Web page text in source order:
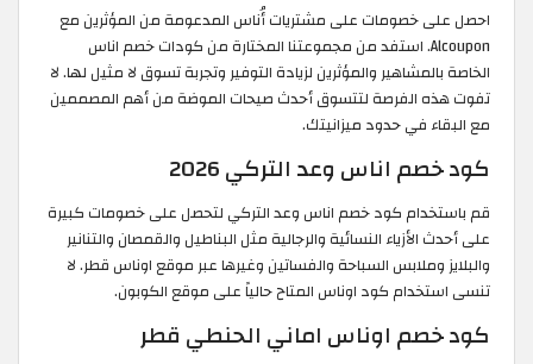
احصل على خصومات على مشتريات أُناس المدعومة من المؤثرين مع
Alcoupon. استفد من مجموعتنا المختارة من كودات خصم اناس
الخاصة بالمشاهير والمؤثرين لزيادة التوفير وتجربة تسوق لا مثيل لها. لا
تفوت هذه الفرصة لتتسوق أحدث صيحات الموضة من أهم المصممين
مع البقاء في حدود ميزانيتك.
كود خصم اناس وعد التركي 2026
قم باستخدام كود خصم اناس وعد التركي لتحصل على خصومات كبيرة
على أحدث الأزياء النسائية والرجالية مثل البناطيل والقمصان والتنانير
والبلايز وملابس السباحة والفساتين وغيرها عبر موقع اوناس قطر. لا
تنسى استخدام كود اوناس المتاح حالياً على موقع الكوبون.
كود خصم اوناس اماني الحنطي قطر